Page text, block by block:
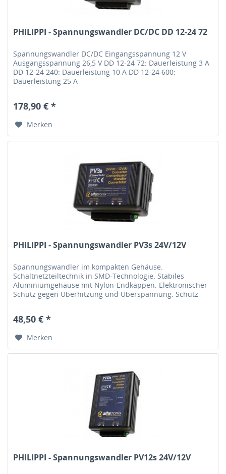
PHILIPPI - Spannungswandler DC/DC DD 12-24 72
Spannungswandler DC/DC Eingangsspannung 12 V
Ausgangsspannung 26,5 V DD 12-24 72: Dauerleistung 3 A
DD 12-24 240: Dauerleistung 10 A DD 12-24 600:
Dauerleistung 25 A
178,90 € *
Merken
PHILIPPI - Spannungswandler PV3s 24V/12V
Spannungswandler im kompakten Gehäuse.
Schaltnetzteiltechnik in SMD-Technologie. Stabiles
Aluminiumgehäuse mit Nylon-Endkappen. Elektronischer
Schutz gegen Überhitzung und Überspannung. Schutz
48,50 € *
Merken
PHILIPPI - Spannungswandler PV12s 24V/12V